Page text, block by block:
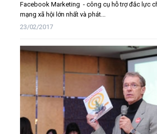
Facebook Marketing - công cụ hỗ trợ đắc lực
mạng xã hội lớn nhất và phát...
23/02/2017